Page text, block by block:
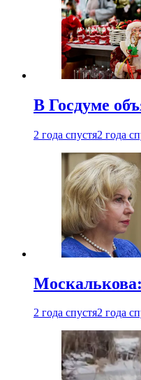
В Госдуме
2 года спустя2 года
2 года спустя2 года